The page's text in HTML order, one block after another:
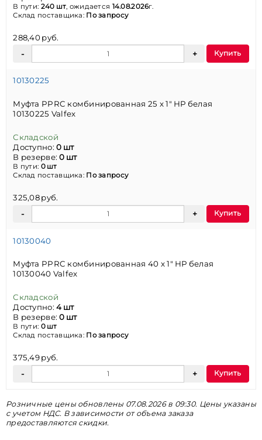
В пути: 240 шт , ожидается 14.08.2026г.
Склад поставщика: По запросу
288,40 руб.
Купить
10130225
Муфта PPRC комбинированная 25 x 1" НР белая
10130225 Valfex
Складской
Доступно:0 шт
В резерве:0 шт
В пути: 0 шт
Склад поставщика: По запросу
325,08 руб.
Купить
10130040
Муфта PPRC комбинированная 40 x 1" НР белая
10130040 Valfex
Складской
Доступно:4 шт
В резерве:0 шт
В пути: 0 шт
Склад поставщика: По запросу
375,49 руб.
Купить
Розничные цены обновлены 07.08.2026 в 09:30. Цены указаны
с учетом НДС. В зависимости от объема заказа
предоставляются скидки.